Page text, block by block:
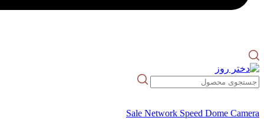
Sale Network Speed Dome Camera